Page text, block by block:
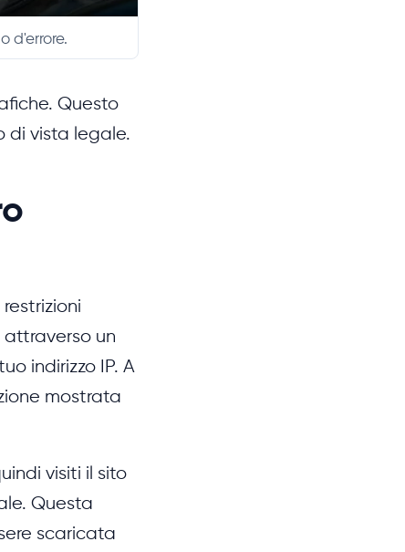
d'errore.
Questo
di vista legale.
attraverso un
indirizzo IP. A
mostrata
visiti il ​​sito
Questa
scaricata